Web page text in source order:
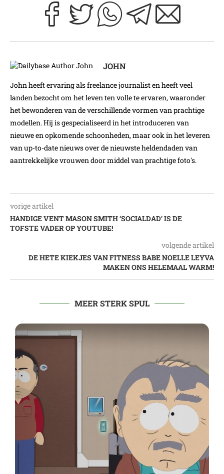
JOHN
John heeft ervaring als freelance journalist en heeft veel
landen bezocht om het leven ten volle te ervaren, waaronder
het bewonderen van de verschillende vormen van prachtige
modellen. Hij is gespecialiseerd in het introduceren van
nieuwe en opkomende schoonheden, maar ook in het leveren
van up-to-date nieuws over de nieuwste heldendaden van
aantrekkelijke vrouwen door middel van prachtige foto's.
vorige artikel
HANDIGE VENT MASON SMITH ‘SOCIALDAD’ IS DE
TOFSTE VADER OP YOUTUBE!
volgende artikel
DE HETE KIEKJES VAN FITNESS BABE NOELLE LEYVA
MAKEN ONS HELEMAAL WARM!
MEER STERK SPUL